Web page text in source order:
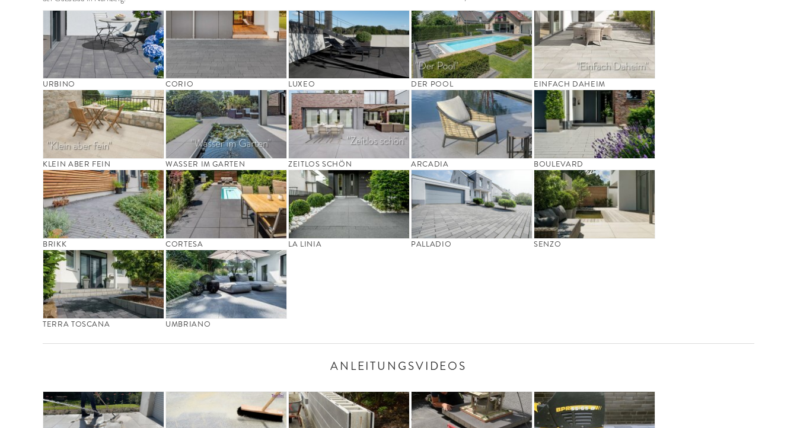
URBINO CORIO LUXEO DER POOL EINFACH DAHEIM
KLEIN ABER FEIN WASSER IM GARTEN ZEITLOS SCHÖN ARCADIA BOULEVARD
BRIKK CORTESA LA LINIA PALLADIO SENZO
TERRA TOSCANA UMBRIANO
ANLEITUNGSVIDEOS